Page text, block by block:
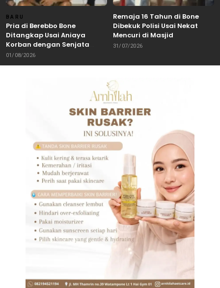
BARU
Pria di Berebbo Bone
Ditangkap Usai Aniaya
Korban dengan Senjata
Tajam
01/08/2026
Remaja 16 Tahun di Bone
Dibekuk Polisi Usai Nekat
Mencuri di Masjid
31/07/2026